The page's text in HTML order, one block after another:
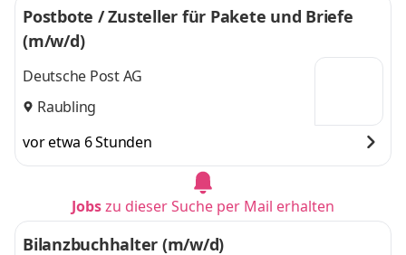
Postbote / Zusteller für Pakete und Briefe
(m/w/d)
Deutsche Post AG
Raubling
vor etwa 6 Stunden
Jobszu dieser Suche per Mail erhalten
Bilanzbuchhalter (m/w/d)